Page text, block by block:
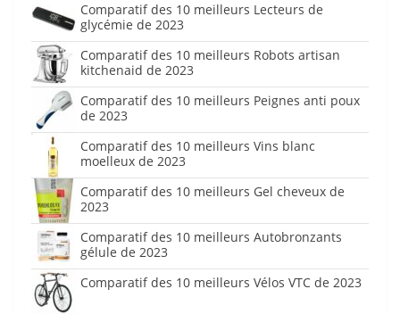
Comparatif des 10 meilleurs Lecteurs de
glycémie de 2023
Comparatif des 10 meilleurs Robots artisan
kitchenaid de 2023
Comparatif des 10 meilleurs Peignes anti poux
de 2023
Comparatif des 10 meilleurs Vins blanc
moelleux de 2023
Comparatif des 10 meilleurs Gel cheveux de
2023
Comparatif des 10 meilleurs Autobronzants
gélule de 2023
Comparatif des 10 meilleurs Vélos VTC de 2023